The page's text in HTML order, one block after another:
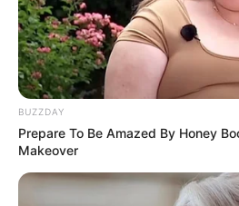
BUZZDAY
Prepare To Be Amazed By Honey
Makeover